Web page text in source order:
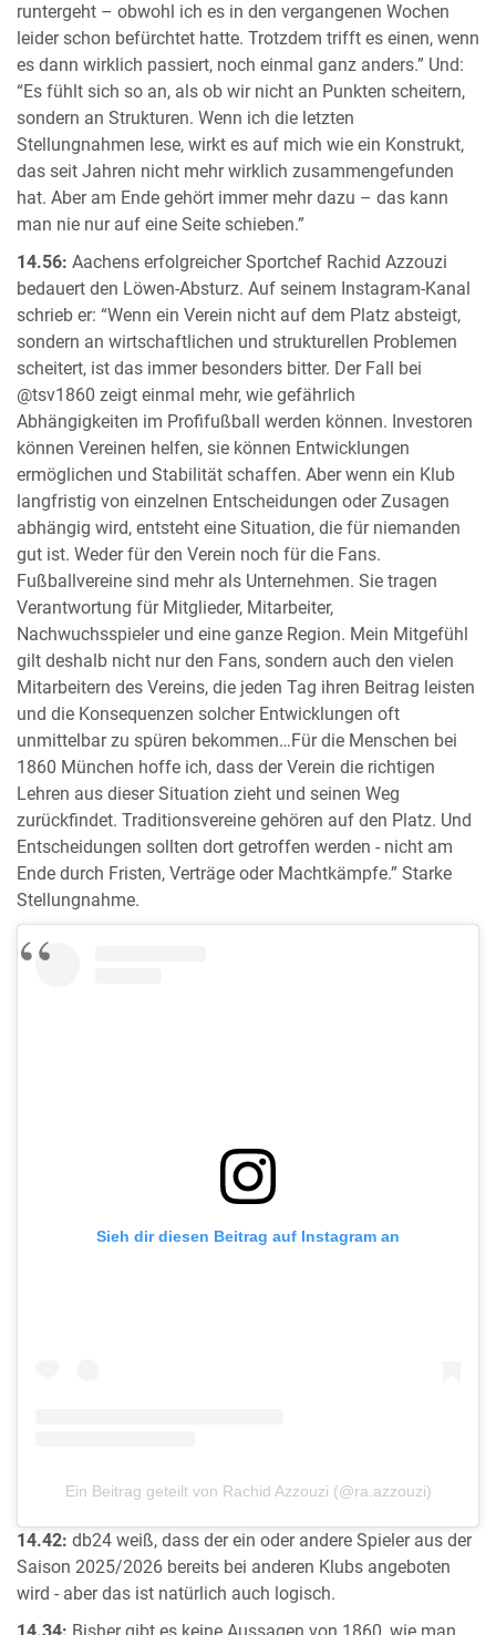
runtergeht – obwohl ich es in den vergangenen Wochen
leider schon befürchtet hatte. Trotzdem trifft es einen, wenn
es dann wirklich passiert, noch einmal ganz anders.” Und:
“Es fühlt sich so an, als ob wir nicht an Punkten scheitern,
sondern an Strukturen. Wenn ich die letzten
Stellungnahmen lese, wirkt es auf mich wie ein Konstrukt,
das seit Jahren nicht mehr wirklich zusammengefunden
hat. Aber am Ende gehört immer mehr dazu – das kann
man nie nur auf eine Seite schieben.”
14.56: Aachens erfolgreicher Sportchef Rachid Azzouzi
bedauert den Löwen-Absturz. Auf seinem Instagram-Kanal
schrieb er: “Wenn ein Verein nicht auf dem Platz absteigt,
sondern an wirtschaftlichen und strukturellen Problemen
scheitert, ist das immer besonders bitter. Der Fall bei
@tsv1860 zeigt einmal mehr, wie gefährlich
Abhängigkeiten im Profifußball werden können. Investoren
können Vereinen helfen, sie können Entwicklungen
ermöglichen und Stabilität schaffen. Aber wenn ein Klub
langfristig von einzelnen Entscheidungen oder Zusagen
abhängig wird, entsteht eine Situation, die für niemanden
gut ist. Weder für den Verein noch für die Fans.
Fußballvereine sind mehr als Unternehmen. Sie tragen
Verantwortung für Mitglieder, Mitarbeiter,
Nachwuchsspieler und eine ganze Region. Mein Mitgefühl
gilt deshalb nicht nur den Fans, sondern auch den vielen
Mitarbeitern des Vereins, die jeden Tag ihren Beitrag leisten
und die Konsequenzen solcher Entwicklungen oft
unmittelbar zu spüren bekommen…Für die Menschen bei
1860 München hoffe ich, dass der Verein die richtigen
Lehren aus dieser Situation zieht und seinen Weg
zurückfindet. Traditionsvereine gehören auf den Platz. Und
Entscheidungen sollten dort getroffen werden - nicht am
Ende durch Fristen, Verträge oder Machtkämpfe.” Starke
Stellungnahme.
Sieh dir diesen Beitrag auf Instagram an
Ein Beitrag geteilt von Rachid Azzouzi (@ra.azzouzi)
14.42: db24 weiß, dass der ein oder andere Spieler aus der
Saison 2025/2026 bereits bei anderen Klubs angeboten
wird - aber das ist natürlich auch logisch.